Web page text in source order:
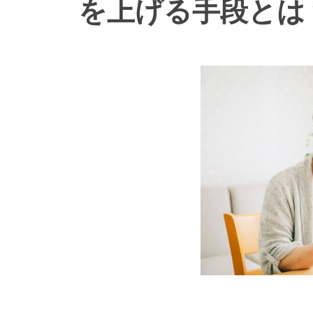
を上げる手段とは